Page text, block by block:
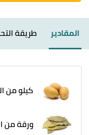
المقادير طريقة
كيلو من
ورقة من